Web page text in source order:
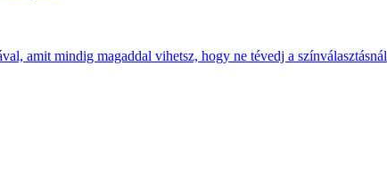
amit mindig magaddal vihetsz, hogy ne tévedj a színválasztásnál